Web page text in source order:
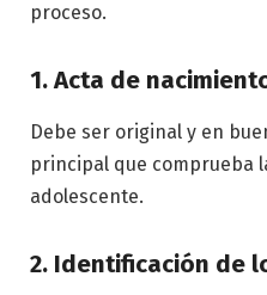
proceso.
1. Acta de
Debe ser original y en
principal que comprueba
adolescente.
2. Identificación de